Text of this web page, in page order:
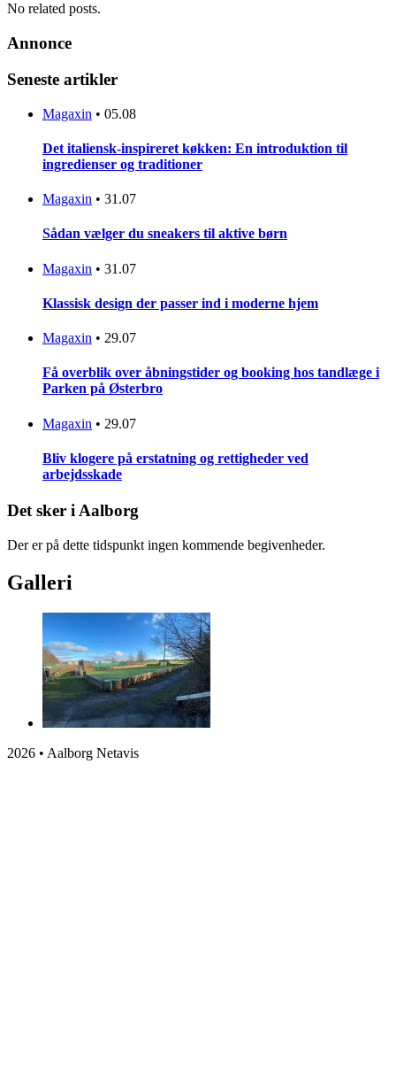
No related posts.
Annonce
Seneste artikler
Magaxin • 05.08
Det italiensk-inspireret køkken: En introduktion til
ingredienser og traditioner
Magaxin • 31.07
Sådan vælger du sneakers til aktive børn
Magaxin • 31.07
Klassisk design der passer ind i moderne hjem
Magaxin • 29.07
Få overblik over åbningstider og booking hos tandlæge i
Parken på Østerbro
Magaxin • 29.07
Bliv klogere på erstatning og rettigheder ved
arbejdsskade
Det sker i Aalborg
Der er på dette tidspunkt ingen kommende begivenheder.
Galleri
2026 • Aalborg Netavis